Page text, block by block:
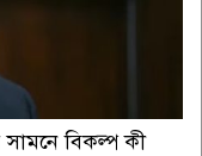
সামনে বিকল্প কী